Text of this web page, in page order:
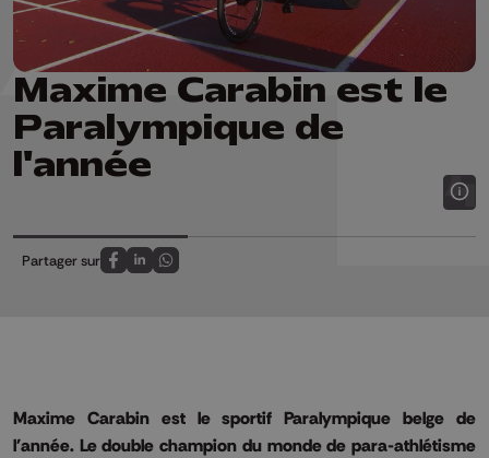
Maxime Carabin est le
Paralympique de
l'année
Partager sur
Partagez sur FaceBook
Partagez sur LinkedIn
Partagez sur Whatsapp
Maxime Carabin est le sportif Paralympique belge de
l'année. Le double champion du monde de para-athlétisme